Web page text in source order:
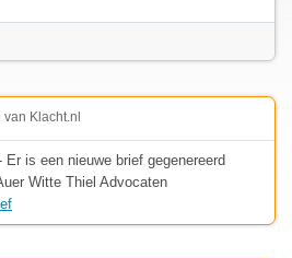
van Klacht.nl
Er is een nieuwe brief gegenereerd
Witte Thiel Advocaten